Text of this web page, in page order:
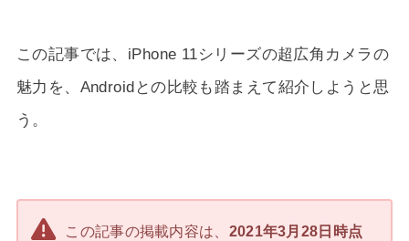
この記事では、iPhone 11シリーズの超広角カメラの
魅力を、Androidとの比較も踏まえて紹介しようと思
う。
この記事の掲載内容は、 2021年3月28日時点